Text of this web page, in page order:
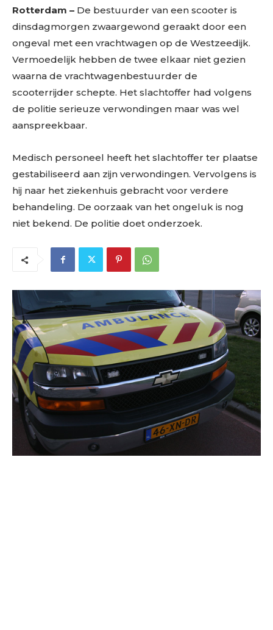
Rotterdam – De bestuurder van een scooter is
dinsdagmorgen zwaargewond geraakt door een
ongeval met een vrachtwagen op de Westzeedijk.
Vermoedelijk hebben de twee elkaar niet gezien
waarna de vrachtwagenbestuurder de
scooterrijder schepte. Het slachtoffer had volgens
de politie serieuze verwondingen maar was wel
aanspreekbaar.
Medisch personeel heeft het slachtoffer ter plaatse
gestabiliseerd aan zijn verwondingen. Vervolgens is
hij naar het ziekenhuis gebracht voor verdere
behandeling. De oorzaak van het ongeluk is nog
niet bekend. De politie doet onderzoek.